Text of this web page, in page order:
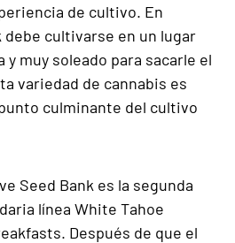
de cultivo. En
cultivarse en un lugar
muy soleado para sacarle el
variedad de cannabis es
culminante del cultivo
Seed Bank es la segunda
línea White Tahoe
Después de que el